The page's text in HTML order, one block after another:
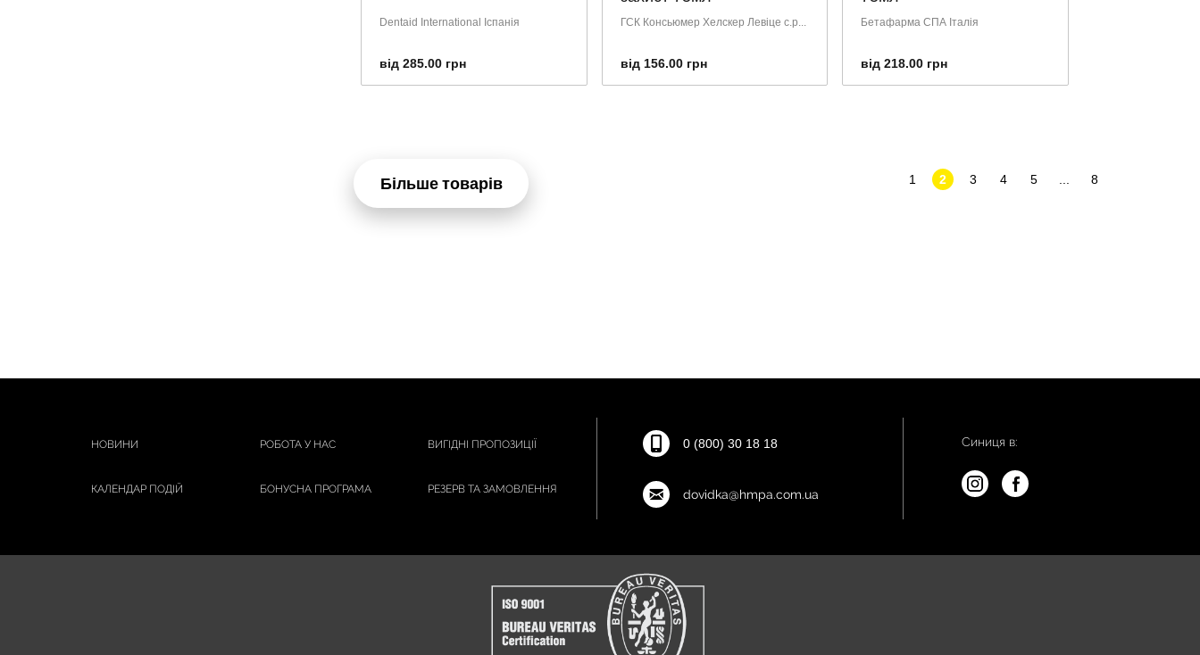
Dentaid International Іспанія
від 285.00 грн
ГСК Консьюмер Хелскер Левіце с.р...
від 156.00 грн
Бетафарма СПА Італія
від 218.00 грн
Більше товарів 1 2 3 4 5 8
НОВИНИ РОБОТА У НАС ВИГІДНІ ПРОПОЗИЦІЇ
КАЛЕНДАР ПОДІЙ БОНУСНА ПРОГРАМА РЕЗЕРВ ТА ЗАМОВЛЕННЯ
0 (800) 30 18 18
dovidka@hmpa.com.ua
Синиця в: